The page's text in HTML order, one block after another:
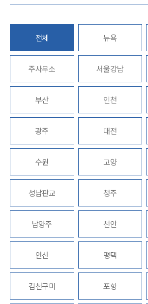
통합검색
AI대륜
이혼 주요 업무사례
이혼 법률정보
법률지식인
이혼소송·상담후기
업무분야
업무
이혼 양육비계산기
상간자위자료계산기
구성원 소개
이혼전문변호사
소식/자료
전체 뉴욕
주사무소 서울강남
부산 인천
광주 대전
수원 고양
성남판교 청주
남양주 천안
안산 평택
김천구미 포항